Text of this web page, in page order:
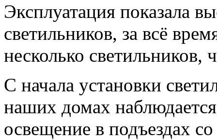
Эксплуатация показала
светильников, за всё
несколько светильников,
С начала установки
наших домах
освещение в подъездах